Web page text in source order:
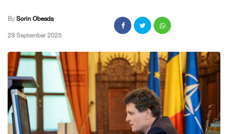
By Sorin Obeada
,29 September 2025